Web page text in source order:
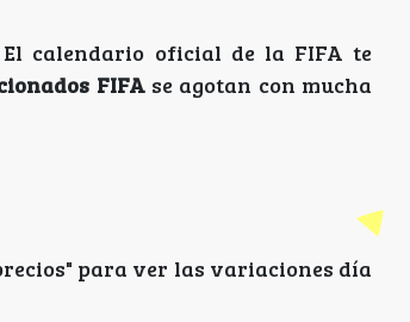
calendario oficial de la FIFA te
FIFAse agotan con mucha
para ver las variaciones día